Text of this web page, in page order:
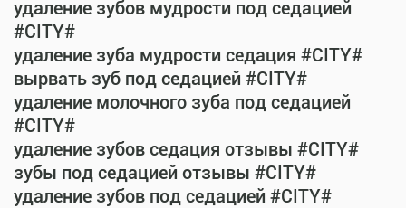
удаление зубов мудрости под седацией
#CITY#
удаление зуба мудрости седация #CITY#
вырвать зуб под седацией #CITY#
удаление молочного зуба под седацией
#CITY#
удаление зубов седация отзывы #CITY#
зубы под седацией отзывы #CITY#
удаление зубов под седацией #CITY#